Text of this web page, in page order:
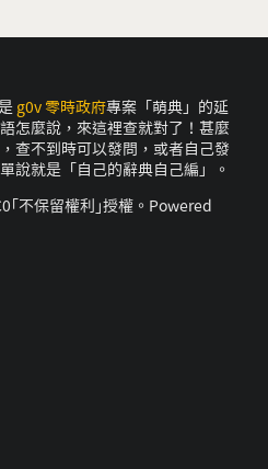
g0v 零時政府專案「萌典」的延
怎麼說，來這裡查就對了！甚麼
查不到時可以發問，或者自己發
說就是「自己的辭典自己編」。
｢不保留權利｣授權。Powered